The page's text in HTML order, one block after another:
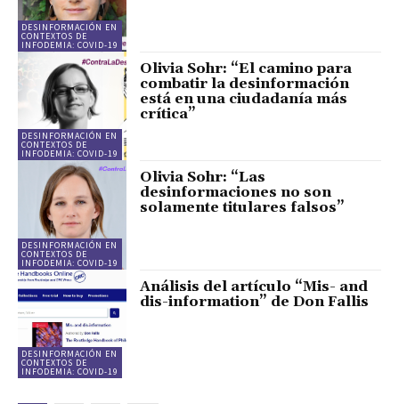
DESINFORMACIÓN EN
CONTEXTOS DE
INFODEMIA: COVID-19
DESINFORMACIÓN EN
CONTEXTOS DE
INFODEMIA: COVID-19
Olivia Sohr: “El camino para
combatir la desinformación
está en una ciudadanía más
crítica”
DESINFORMACIÓN EN
CONTEXTOS DE
INFODEMIA: COVID-19
Olivia Sohr: “Las
desinformaciones no son
solamente titulares falsos”
DESINFORMACIÓN EN
CONTEXTOS DE
INFODEMIA: COVID-19
Análisis del artículo “Mis- and
dis-information” de Don Fallis